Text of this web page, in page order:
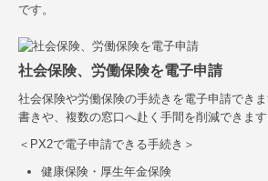
です。
社会保険、労働保険を電子申請
社会保険や労働保険の手続きを電子申請でき
書きや、複数の窓口へ赴く手間を削減できます
＜PX2で電子申請できる手続き＞
健康保険・厚生年金保険